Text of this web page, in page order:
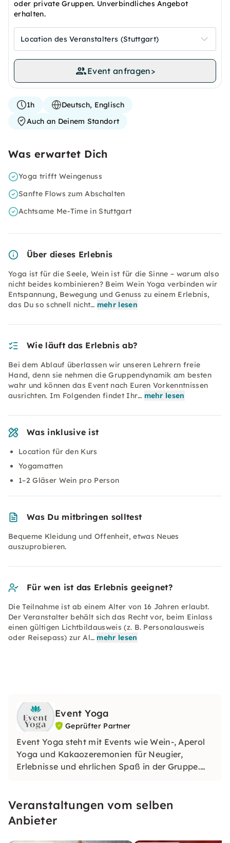
oder private Gruppen. Unverbindliches Angebot
erhalten.
Location des Veranstalters (Stuttgart)
Event anfragen>
1h
Deutsch, Englisch
Auch an Deinem Standort
Was erwartet Dich
Yoga trifft Weingenuss
Sanfte Flows zum Abschalten
Achtsame Me-Time in Stuttgart
Über dieses Erlebnis
Yoga ist für die Seele, Wein ist für die Sinne – warum also
nicht beides kombinieren? Beim Wein Yoga verbinden wir
Entspannung, Bewegung und Genuss zu einem Erlebnis,
das Du so schnell nicht… mehr lesen
Wie läuft das Erlebnis ab?
Bei dem Ablauf überlassen wir unseren Lehrern freie
Hand, denn sie nehmen die Gruppendynamik am besten
wahr und können das Event nach Euren Vorkenntnissen
ausrichten. Im Folgenden findet Ihr… mehr lesen
Was inklusive ist
Location für den Kurs
Yogamatten
1–2 Gläser Wein pro Person
Was Du mitbringen solltest
Bequeme Kleidung und Offenheit, etwas Neues
auszuprobieren.
Für wen ist das Erlebnis geeignet?
Die Teilnahme ist ab einem Alter von 16 Jahren erlaubt.
Der Veranstalter behält sich das Recht vor, beim Einlass
einen gültigen Lichtbildausweis (z. B. Personalausweis
oder Reisepass) zur Al… mehr lesen
Event Yoga
Geprüfter Partner
Event Yoga steht mit Events wie Wein-, Aperol
Yoga und Kakaozeremonien für Neugier,
Erlebnisse und ehrlichen Spaß in der Gruppe.
Geburtstage, Städtetrips oder auch
Junggesellenabschiede (JGAs).
Veranstaltungen vom selben
Anbieter